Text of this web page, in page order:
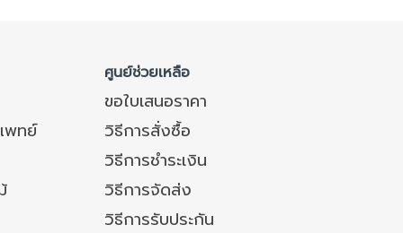
ศูนย์ช่วยเหลือ
ขอใบเสนอราคา
พทย์
วิธีการสั่งซื้อ
วิธีการชำระเงิน
วิธีการจัดส่ง
วิธีการรับประกัน